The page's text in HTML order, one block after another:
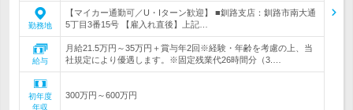
勤務地
【マイカー通勤可／U・Iターン歓迎】 ■釧路支店：釧路市南大通
5丁目3番15号 【雇入れ直後】上記…
給与
月給21.5万円～35万円＋賞与年2回※経験・年齢を考慮の上、当
社規定により優遇します。※固定残業代26時間分（3.…
初年度
年収
300万円～600万円